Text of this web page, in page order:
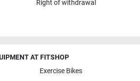
Right of withdrawal
AT FITSHOP
Exercise Bikes